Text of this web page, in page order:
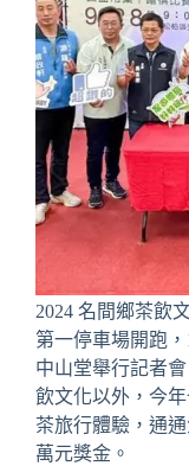
2024 名間鄉茶飲
第一停車場開跑
中山堂舉行記者
飲文化以外，今
茶旅行體驗，通
萬元獎金。